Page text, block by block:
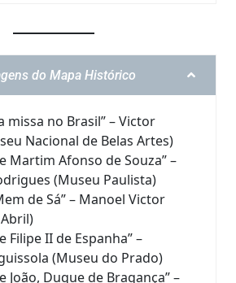
marcador de classe.” – Pierre
na vida virtual, mas
das relações sociais e da
líquida, nada é feito para
Bauman
do Mapa Histórico
missa no Brasil” – Victor
Nacional de Belas Artes)
Martim Afonso de Souza” –
(Museu Paulista)
de Sá” – Manoel Victor
Filipe II de Espanha” –
(Museu do Prado)
João, Duque de Bragança” –